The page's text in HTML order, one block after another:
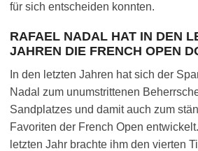
für sich entscheiden konnten.
RAFAEL NADAL HAT IN DEN
JAHREN DIE FRENCH OPEN
In den letzten Jahren hat sich der
Nadal zum unumstrittenen
Sandplatzes und damit auch zum
Favoriten der French Open
letzten Jahr brachte ihm den vierten